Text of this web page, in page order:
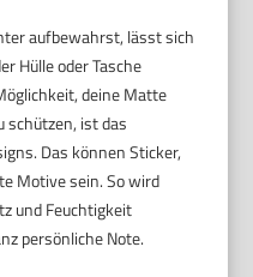
aufbewahrst, lässt sich
Hülle oder Tasche
deine Matte
schützen, ist das
Das können Sticker,
Motive sein. So wird
und Feuchtigkeit
persönliche Note.